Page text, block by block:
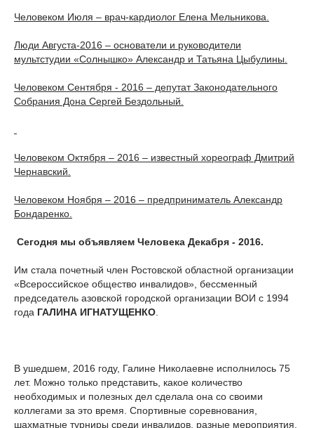
Человеком Июля – врач-кардиолог Елена Мельникова.
Люди Августа-2016 – основатели и руководители
мультстудии «Солнышко» Александр и Татьяна Цыбулины.
Человеком Сентября - 2016 – депутат Законодательного
Собрания Дона Сергей Бездольный.
Человеком Октября – 2016 – известный хореограф Дмитрий
Чернавский.
Человеком Ноября – 2016 – предприниматель Александр
Бондаренко.
Сегодня мы объявляем Человека Декабря - 2016.
Им стала почетный член Ростовской областной организации
«Всероссийское общество инвалидов», бессменный
председатель азовской городской организации ВОИ с 1994
года ГАЛИНА ИГНАТУЩЕНКО
В ушедшем, 2016 году, Галине Николаевне исполнилось 75
лет. Можно только представить, какое количество
необходимых и полезных дел сделала она со своими
коллегами за это время. Спортивные соревнования,
шахматные турниры среди инвалидов, разные мероприятия,